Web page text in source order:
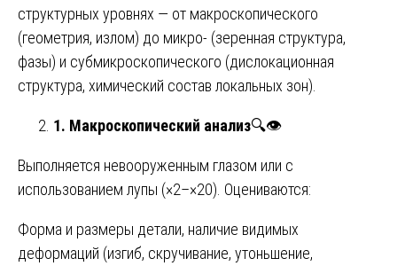
структурных уровнях — от макроскопического
(геометрия, излом) до микро- (зеренная структура,
фазы) и субмикроскопического (дислокационная
структура, химический состав локальных зон).
1. Макроскопический анализ🔍👁️
Выполняется невооруженным глазом или с
использованием лупы (×2–×20). Оцениваются:
Форма и размеры детали, наличие видимых
деформаций (изгиб, скручивание, утоньшение,